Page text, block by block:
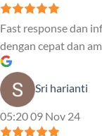
Fast response dan
dengan cepat dan
Sri harianti
05:20 09 Nov 24